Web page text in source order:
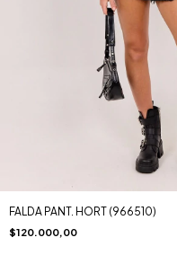
FALDA PANT. HORT (966510)
$120.000,00